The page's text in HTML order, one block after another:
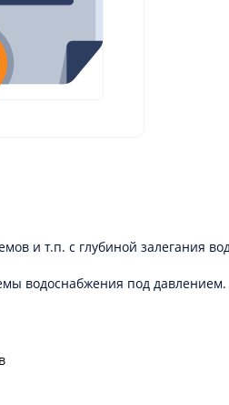
и т.п. с глубиной залегания
водоснабжения под давлением.